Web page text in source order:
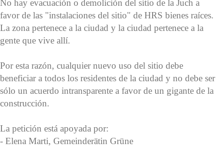
No hay evacuación o demolición del sitio de la Juch a
favor de las "instalaciones del sitio" de HRS bienes raíces.
La zona pertenece a la ciudad y la ciudad pertenece a la
gente que vive allí.
Por esta razón, cualquier nuevo uso del sitio debe
beneficiar a todos los residentes de la ciudad y no debe ser
sólo un acuerdo intransparente a favor de un gigante de la
construcción.
La petición está apoyada por:
- Elena Marti, Gemeinderätin Grüne